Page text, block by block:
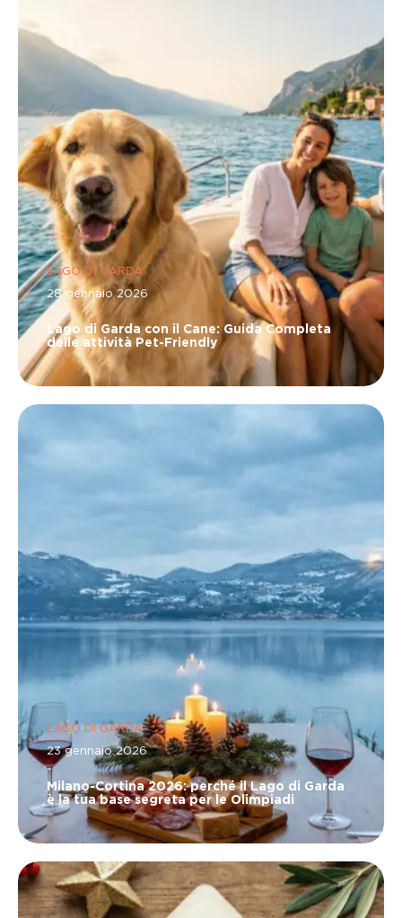
LAGO DI GARDA
28 gennaio 2026
Lago di Garda con il Cane: Guida Completa
delle attività Pet-Friendly
LAGO DI GARDA
23 gennaio 2026
Milano-Cortina 2026: perché il Lago di Garda
è la tua base segreta per le Olimpiadi